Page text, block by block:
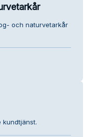
och naturvetarkår
kundtjänst.